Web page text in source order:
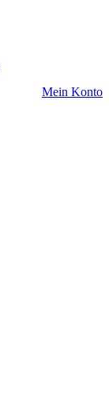
Mein Konto